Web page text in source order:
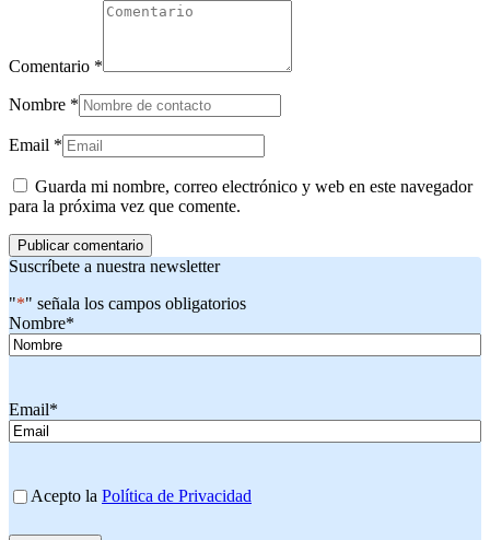
Comentario *
Nombre *
Email *
Guarda mi nombre, correo electrónico y web en este navegador
para la próxima vez que comente.
Suscríbete a nuestra newsletter
"*" señala los campos obligatorios
Nombre*
Email*
Consentimiento
Acepto la Política de Privacidad